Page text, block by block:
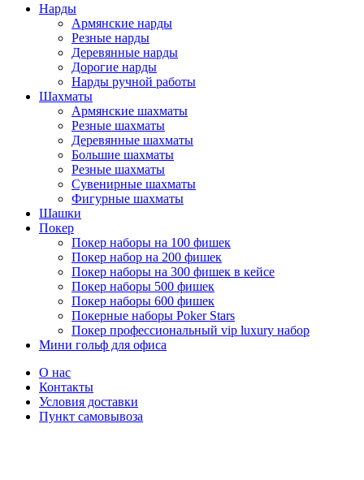
Нарды
Армянские нарды
Резные нарды
Деревянные нарды
Дорогие нарды
Нарды ручной работы
Шахматы
Армянские шахматы
Резные шахматы
Деревянные шахматы
Большие шахматы
Резные шахматы
Сувенирные шахматы
Фигурные шахматы
Шашки
Покер
Покер наборы на 100 фишек
Покер набор на 200 фишек
Покер наборы на 300 фишек в кейсе
Покер наборы 500 фишек
Покер наборы 600 фишек
Покерные наборы Poker Stars
Покер профессиональный vip luxury набор
Мини гольф для офиса
О нас
Контакты
Условия доставки
Пункт самовывоза